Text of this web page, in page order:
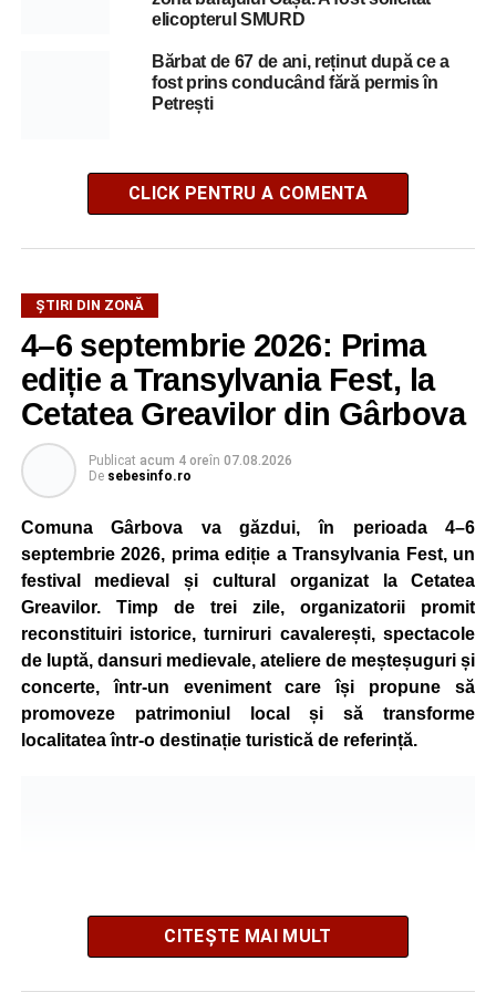
elicopterul SMURD
Bărbat de 67 de ani, reținut după ce a
fost prins conducând fără permis în
Petrești
CLICK PENTRU A COMENTA
ȘTIRI DIN ZONĂ
4–6 septembrie 2026: Prima
ediție a Transylvania Fest, la
Cetatea Greavilor din Gârbova
Publicat acum 4 oreîn 07.08.2026
De sebesinfo.ro
Comuna Gârbova va găzdui, în perioada 4–6
septembrie 2026, prima ediție a Transylvania Fest, un
festival medieval și cultural organizat la Cetatea
Greavilor. Timp de trei zile, organizatorii promit
reconstituiri istorice, turniruri cavalerești, spectacole
de luptă, dansuri medievale, ateliere de meșteșuguri și
concerte, într-un eveniment care își propune să
promoveze patrimoniul local și să transforme
localitatea într-o destinație turistică de referință.
CITEȘTE MAI MULT